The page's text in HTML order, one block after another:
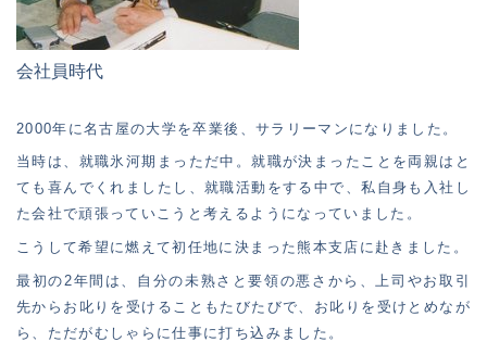
会社員時代
2000年に名古屋の大学を卒業後、サラリーマンになりました。
当時は、就職氷河期まっただ中。就職が決まったことを両親はと
ても喜んでくれましたし、就職活動をする中で、私自身も入社し
た会社で頑張っていこうと考えるようになっていました。
こうして希望に燃えて初任地に決まった熊本支店に赴きました。
最初の2年間は、自分の未熟さと要領の悪さから、上司やお取引
先からお叱りを受けることもたびたびで、お叱りを受けとめなが
ら、ただがむしゃらに仕事に打ち込みました。